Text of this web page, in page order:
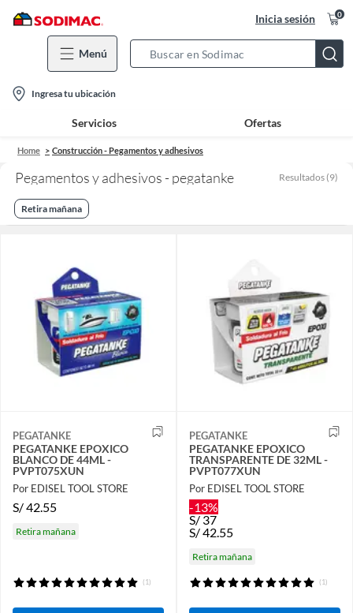
Inicia sesión 0
Menú
Bar
location-
icon
Ingresa tu ubicación
Servicios Ofertas
Home Construcción - Pegamentos y adhesivos
Pegamentos y adhesivos - pegatanke Resultados (9)
Retira mañana
PEGATANKE
PEGATANKE EPOXICO
BLANCO DE 44ML -
PVPT075XUN
Por EDISEL TOOL STORE
S/42.55
Retira mañana
(1)
PEGATANKE
PEGATANKE EPOXICO
TRANSPARENTE DE 32ML -
PVPT077XUN
Por EDISEL TOOL STORE
-13%
S/37
S/42.55
Retira mañana
(1)